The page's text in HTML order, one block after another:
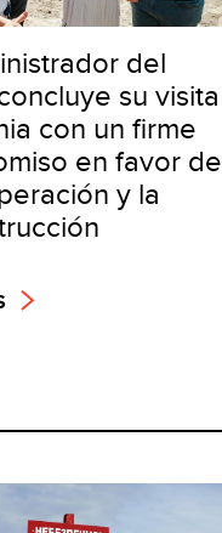
del
su visita
con un firme
en favor de
y la